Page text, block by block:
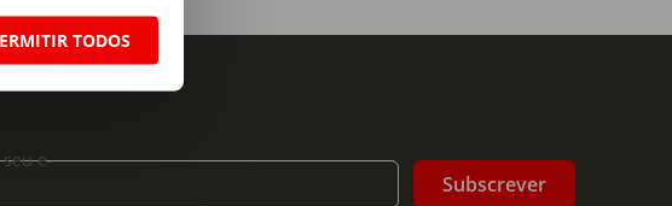
TODOS
e-
Subscrever